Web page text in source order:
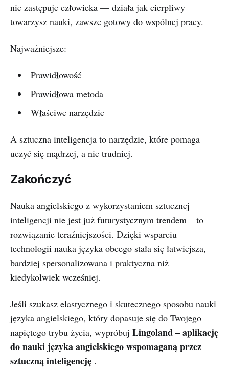
nie zastępuje człowieka — działa jak cierpliwy
towarzysz nauki, zawsze gotowy do wspólnej pracy.
Najważniejsze:
Prawidłowość
Prawidłowa metoda
Właściwe narzędzie
A sztuczna inteligencja to narzędzie, które pomaga
uczyć się mądrzej, a nie trudniej.
Zakończyć
Nauka angielskiego z wykorzystaniem sztucznej
inteligencji nie jest już futurystycznym trendem – to
rozwiązanie teraźniejszości. Dzięki wsparciu
technologii nauka języka obcego stała się łatwiejsza,
bardziej spersonalizowana i praktyczna niż
kiedykolwiek wcześniej.
Jeśli szukasz elastycznego i skutecznego sposobu nauki
języka angielskiego, który dopasuje się do Twojego
napiętego trybu życia, wypróbuj Lingoland – aplikację
do nauki języka angielskiego wspomaganą przez
sztuczną inteligencję .